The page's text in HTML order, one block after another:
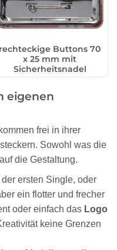
rechteckige Buttons 70
x 25 mm mit
Sicherheitsnadel
eigenen
frei in ihrer
Sowohl was die
die Gestaltung.
ersten Single, oder
ein flotter und frecher
oder einfach das Logo
keine Grenzen